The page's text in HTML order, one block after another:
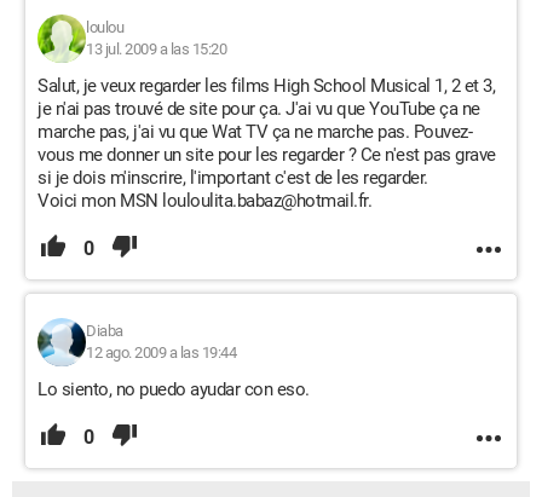
loulou
13 jul. 2009 a las 15:20
Salut, je veux regarder les films High School Musical 1, 2 et 3,
je n'ai pas trouvé de site pour ça. J'ai vu que YouTube ça ne
marche pas, j'ai vu que Wat TV ça ne marche pas. Pouvez-
vous me donner un site pour les regarder ? Ce n'est pas grave
si je dois m'inscrire, l'important c'est de les regarder.
Voici mon MSN louloulita.babaz@hotmail.fr.
0
Diaba
12 ago. 2009 a las 19:44
Lo siento, no puedo ayudar con eso.
0